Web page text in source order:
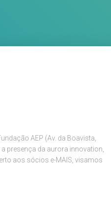
AEP (Av. da Boavista,
presença da aurora innovation,
aos sócios e-MAIS, visamos